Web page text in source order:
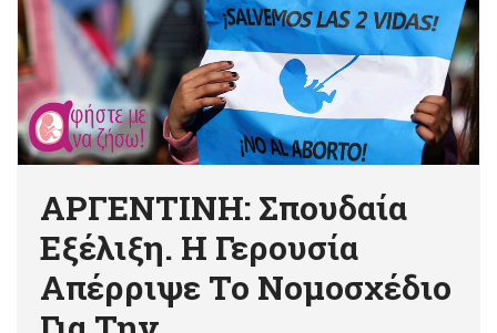
ΑΡΓΕΝΤΙΝΗ: Σπουδαία
Εξέλιξη. Η Γερουσία
Απέρριψε Το Νομοσχέδιο